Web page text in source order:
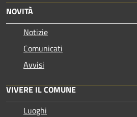
NOVITÀ
Notizie
Comunicati
Avvisi
VIVERE IL COMUNE
Luoghi